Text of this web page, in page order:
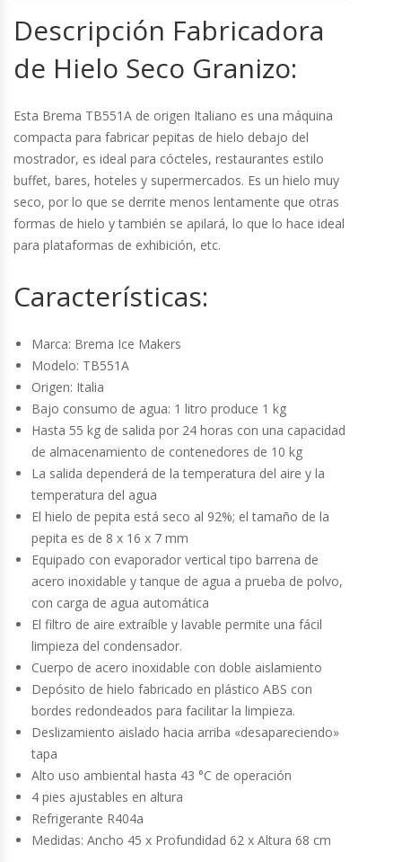
Cortadoras De Huesos
Cutters
Dispensadores De Salsas
Embutidoras
Estanterías Y Repisas
Exhibidoras De Productos Calientes
Expendedoras De Jugo
Exprimidor De Naranjas
Exprimidoras De Cítricos
Extractoras De Jugos
Fabricadoras De Hielo
Formadora De Pizza
Freidoras Industriales
Frigobar
Granizadoras
Hervidores / Percoladores
Hornos A Piso Y Pizzeros
Hornos Cocción Acelerada
Hornos Eléctricos
Descripción Fabricadora
de Hielo Seco Granizo:
Esta Brema TB551A de origen Italiano es una máquina
compacta para fabricar pepitas de hielo debajo del
mostrador, es ideal para cócteles, restaurantes estilo
buffet, bares, hoteles y supermercados. Es un hielo muy
seco, por lo que se derrite menos lentamente que otras
formas de hielo y también se apilará, lo que lo hace ideal
para plataformas de exhibición, etc.
Características:
Marca: Brema Ice Makers
Modelo: TB551A
Origen: Italia
Bajo consumo de agua: 1 litro produce 1 kg
Hasta 55 kg de salida por 24 horas con una capacidad
de almacenamiento de contenedores de 10 kg
La salida dependerá de la temperatura del aire y la
temperatura del agua
El hielo de pepita está seco al 92%; el tamaño de la
pepita es de 8 x 16 x 7 mm
Equipado con evaporador vertical tipo barrena de
acero inoxidable y tanque de agua a prueba de polvo,
con carga de agua automática
El filtro de aire extraíble y lavable permite una fácil
limpieza del condensador.
Cuerpo de acero inoxidable con doble aislamiento
Depósito de hielo fabricado en plástico ABS con
bordes redondeados para facilitar la limpieza.
Deslizamiento aislado hacia arriba «desapareciendo»
tapa
Alto uso ambiental hasta 43 °C de operación
4 pies ajustables en altura
Refrigerante R404a
Medidas: Ancho 45 x Profundidad 62 x Altura 68 cm